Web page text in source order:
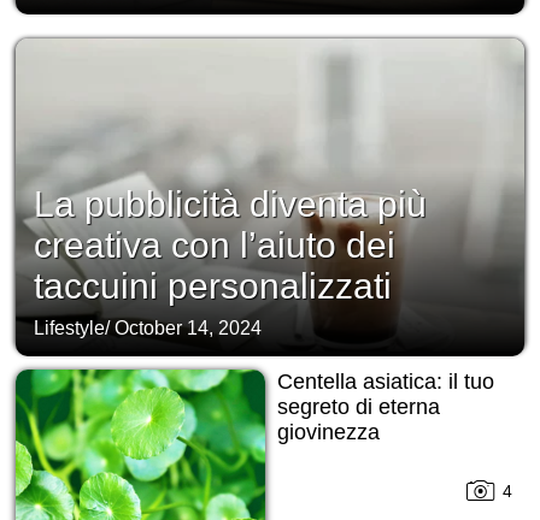
La pubblicità diventa più
creativa con l’aiuto dei
taccuini personalizzati
Lifestyle/October 14, 2024
Centella asiatica: il tuo
segreto di eterna
giovinezza
4